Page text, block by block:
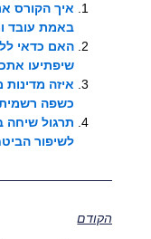
באמת עובד
האם כדאי
שיפתיעו
איזה
כשפה
תרגול שיחה
לשיפור
הקודם